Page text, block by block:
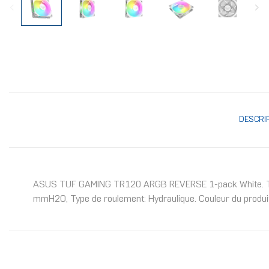
ASUS TUF GAMING TR120 ARGB REVERSE 1-pack
mmH2O, Type de roulement: Hydraulique. Couleur du